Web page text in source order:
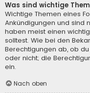
Was sind wichtige
Wichtige Themen eines
Ankündigungen und sind
haben meist einen
solltest. Wie bei den
Berechtigungen ab, ob
oder nicht; die
ein.
Nach oben